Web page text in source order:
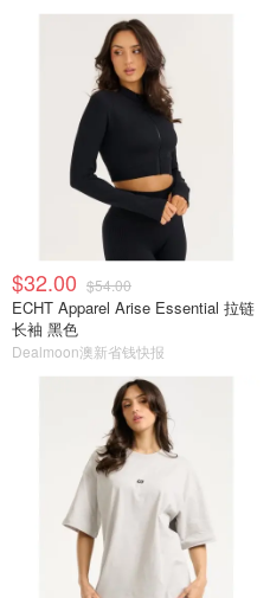
$32.00 $54.00
ECHT Apparel Arise Essential 拉链
长袖 黑色
Dealmoon澳新省钱快报